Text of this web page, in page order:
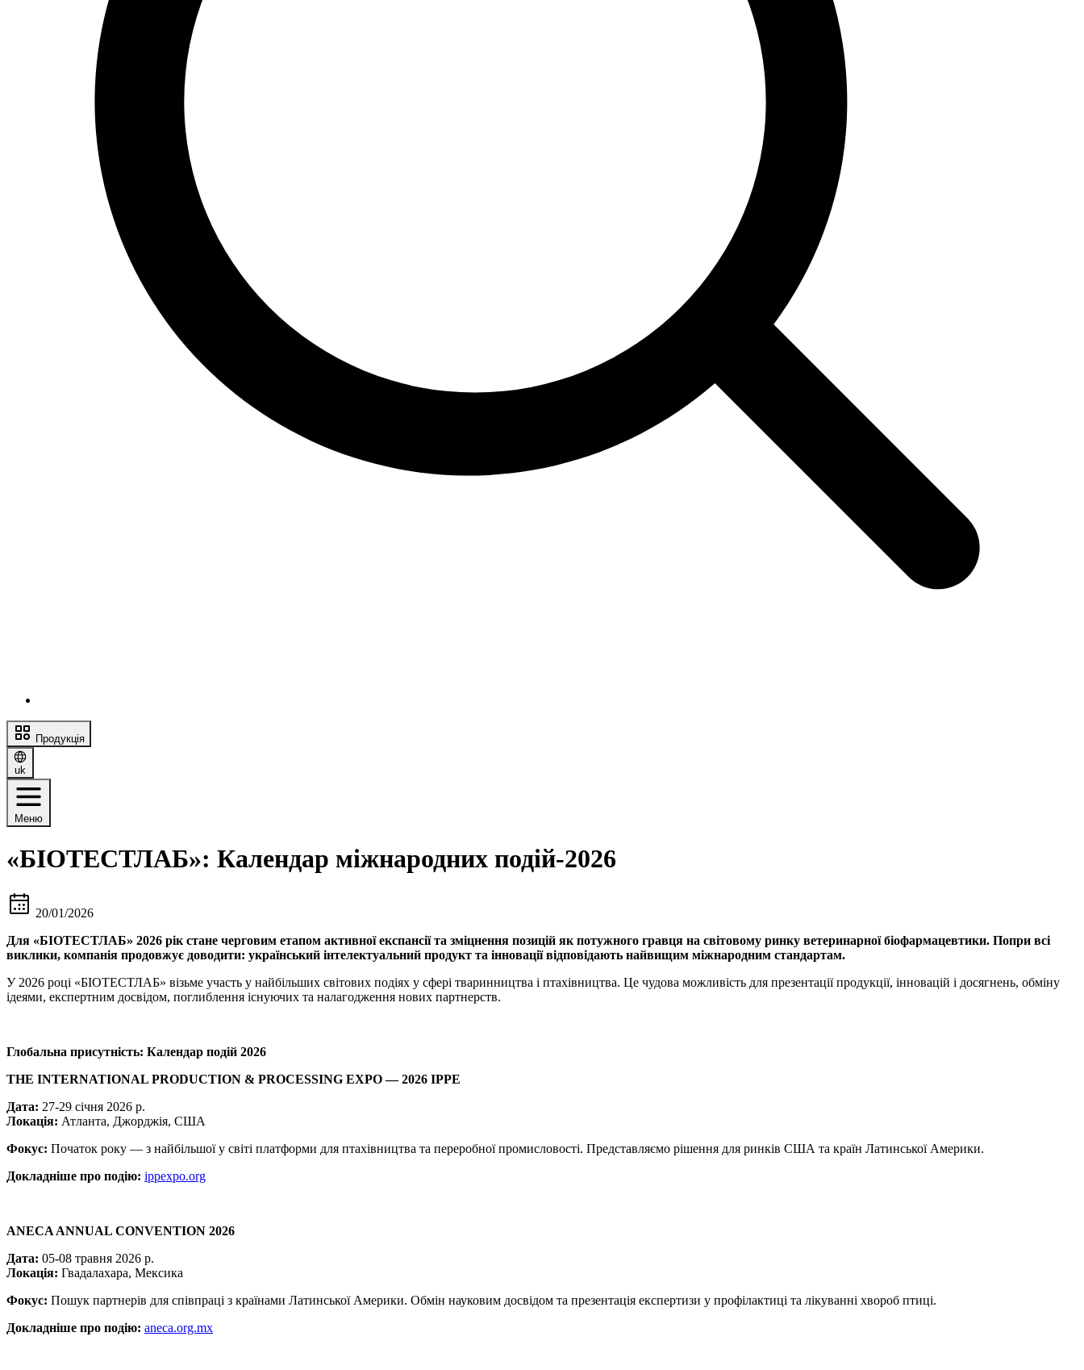
Продукція
uk
Меню
«БІОТЕСТЛАБ»: Календар міжнародних подій-2026
20/01/2026
Для «БІОТЕСТЛАБ» 2026 рік стане черговим етапом активної експансії та зміцнення позицій як потужного гравця на світовому ринку ветеринарної біофармацевтики. Попри всі
виклики, компанія продовжує доводити: український інтелектуальний продукт та інновації відповідають найвищим міжнародним стандартам.
У 2026 році «БІОТЕСТЛАБ» візьме участь у найбільших світових подіях у сфері тваринництва і птахівництва. Це чудова можливість для презентації продукції, інновацій і досягнень, обміну
ідеями, експертним досвідом, поглиблення існуючих та налагодження нових партнерств.
Глобальна присутність: Календар подій 2026
THE INTERNATIONAL PRODUCTION & PROCESSING EXPO — 2026 IPPE
Дата: 27-29 січня 2026 р.
Локація: Атланта, Джорджія, США
Фокус: Початок року — з найбільшої у світі платформи для птахівництва та переробної промисловості. Представляємо рішення для ринків США та країн Латинської Америки.
Докладніше про подію: ippexpo.org
ANECA ANNUAL CONVENTION 2026
Дата: 05-08 травня 2026 р.
Локація: Гвадалахара, Мексика
Фокус: Пошук партнерів для співпраці з країнами Латинської Америки. Обмін науковим досвідом та презентація експертизи у профілактиці та лікуванні хвороб птиці.
Докладніше про подію: aneca.org.mx